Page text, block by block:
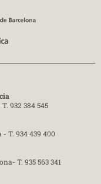
T. 932 384 545
- T. 934 439 400
T. 935 563 341